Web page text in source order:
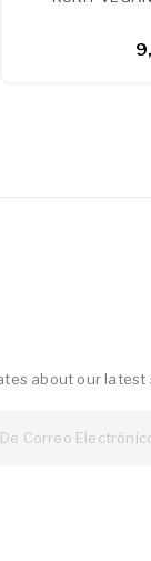
about our latest